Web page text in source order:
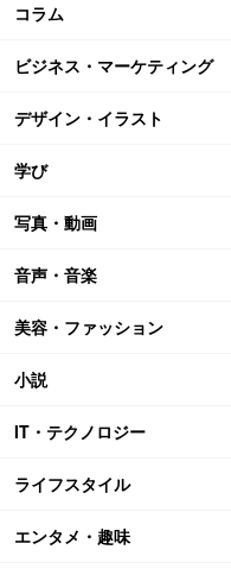
コラム
ビジネス・マーケティング
デザイン・イラスト
学び
写真・動画
音声・音楽
美容・ファッション
小説
IT・テクノロジー
ライフスタイル
エンタメ・趣味